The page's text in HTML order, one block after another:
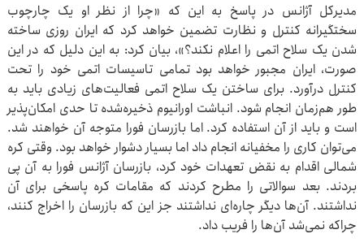
مدیرکل آژانس در پاسخ به این که «چرا از نظر او یک چارچوب
سختگیرانه کنترل و نظارت تضمین خواهد کرد که ایران روزی ساخته
شدن یک سلاح اتمی را اعلام نکند؟»، بیان کرد: به این دلیل که در این
صورت، ایران مجبور خواهد بود تمامی تاسیسات اتمی خود را تحت
کنترل درآورد. برای ساختن یک سلاح اتمی فعالیت‌های زیادی باید به
طور هم‌زمان انجام شود. انباشت اورانیوم‌ ذخیره‌شده تا حدی امکان‌پذیر
است و باید از آن استفاده کرد. اما بازرسان فورا متوجه آن خواهند شد.
می‌توان کاری را مخفیانه انجام داد اما بسیار دشوار خواهد بود. وقتی کره
شمالی اقدام به نقض تعهدات خود کرد، بازرسان آژانس فورا به آن پی
بردند. بعد سوالاتی را مطرح کردند که مقامات کره پاسخی برای آن
نداشتند. آن‌ها دیگر چاره‌ای نداشتند جز این که بازرسان را اخراج کنند،
چراکه نمی‌شد آن‌ها را فریب داد.